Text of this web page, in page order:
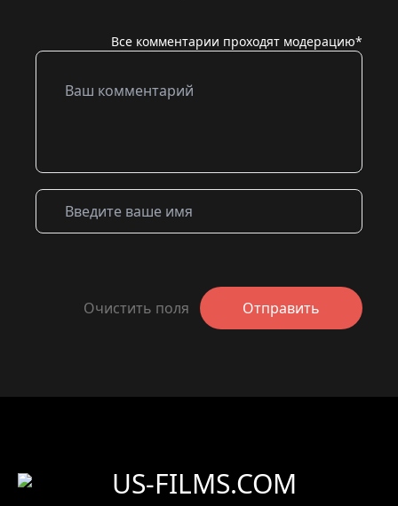
Все комментарии проходят модерацию*
Очистить поля Отправить
US-FILMS.COM